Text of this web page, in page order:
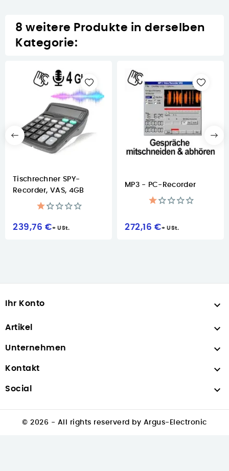
8 weitere Produkte in derselben
Kategorie:
Tischrechner SPY-
Recorder, VAS, 4GB
239,76 €
MP3 - PC-Recorder
272,16 €
Ihr Konto 
Artikel 
Unternehmen 
Kontakt 
Social 
© 2026 - All rights reserverd by Argus-Electronic